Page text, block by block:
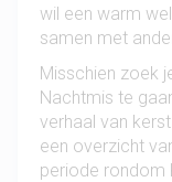
wil een warm
samen met
Misschien zoek
Nachtmis te
verhaal van
een overzicht
periode rondom